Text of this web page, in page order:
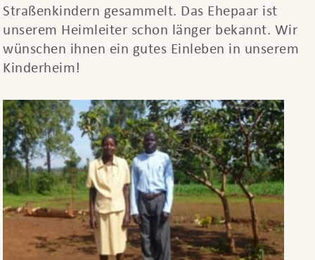
Straßenkindern gesammelt. Das Ehepaar ist
unserem Heimleiter schon länger bekannt. Wir
wünschen ihnen ein gutes Einleben in unserem
Kinderheim!